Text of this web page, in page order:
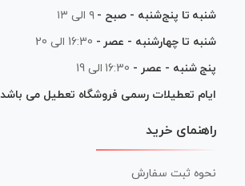
شنبه تا پنج‌شنبه - صبح - ۹ الی ۱۳
شنبه تا چهارشنبه - عصر - 16:30 الی 20
پنج شنبه - عصر - 16:30 الی 19
ایام تعطیلات رسمی فروشگاه تعطیل می باشد
راهنمای خرید
نحوه ثبت سفارش